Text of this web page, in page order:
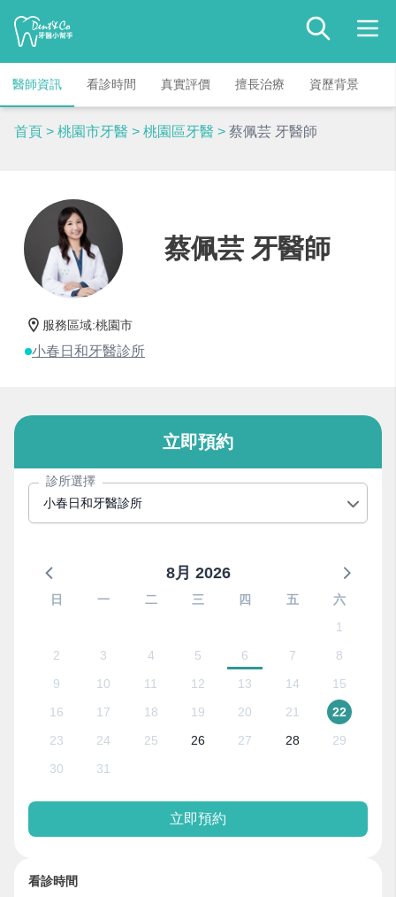
醫師資訊 看診時間 真實評價 擅長治療 資歷背景
首頁 > 桃園市牙醫 > 桃園區牙醫 > 蔡佩芸 牙醫師
蔡佩芸 牙醫師
服務區域:桃園市
小春日和牙醫診所
看診時間
立即預約
診所選擇
小春日和牙醫診所
8月 2026
日 一 二 三 四 五
六
1
2
3 4 5 6 7
8
9
10 11 12 13 14
15
16
17 18 19 20 21
22
23
24 25 26 27 28
29
30
31
立即預約